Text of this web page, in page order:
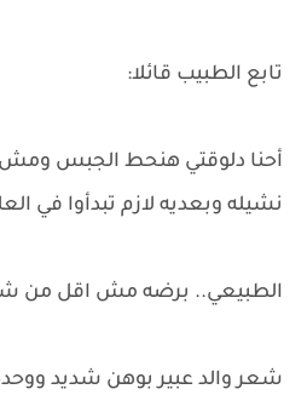
تابع الطبيب قائلا:
أحنا دلوقتي هنحط الجبس
نشيله وبعديه لازم تبدأوا في
الطبيعي.. برضه مش اقل من
شعر والد عبير بوهن شديد